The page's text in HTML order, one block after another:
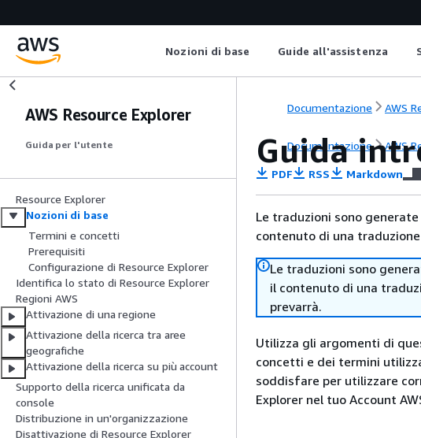
Nozioni di base Guide all'assistenza
AWS Resource Explorer
Guida per l'utente
Resource Explorer
Nozioni di base
Termini e concetti
Prerequisiti
Configurazione di Resource Explorer
Identifica lo stato di Resource Explorer
Regioni AWS
Attivazione di una regione
Attivazione della ricerca tra aree
geografiche
Attivazione della ricerca su più account
Supporto della ricerca unificata da
console
Distribuzione in un'organizzazione
Disattivazione di Resource Explorer
Documentazione AWS
Documentazione AWS
Guida
PDF RSS Markdown
Le traduzioni sono
contenuto di una
Le traduzioni sono
il contenuto di una
prevarrà.
Utilizza gli argomenti di
concetti e dei termini
soddisfare per utilizzare
Explorer nel tuo Account